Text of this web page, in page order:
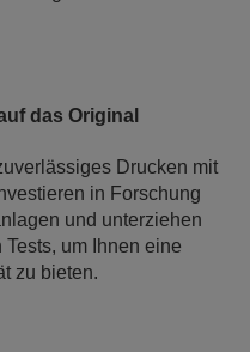
das Original
Drucken mit
in Forschung
und unterziehen
um Ihnen eine
zu bieten.